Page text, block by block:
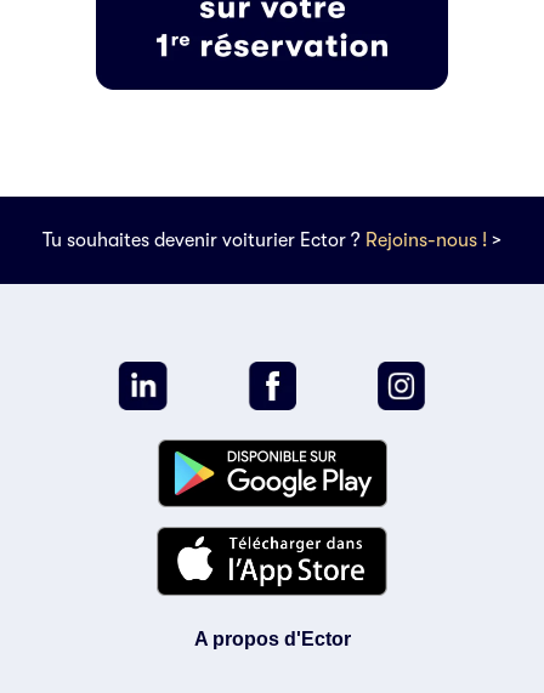
Tu souhaites devenir voiturier Ector ? Rejoins-nous ! >
A propos d'Ector